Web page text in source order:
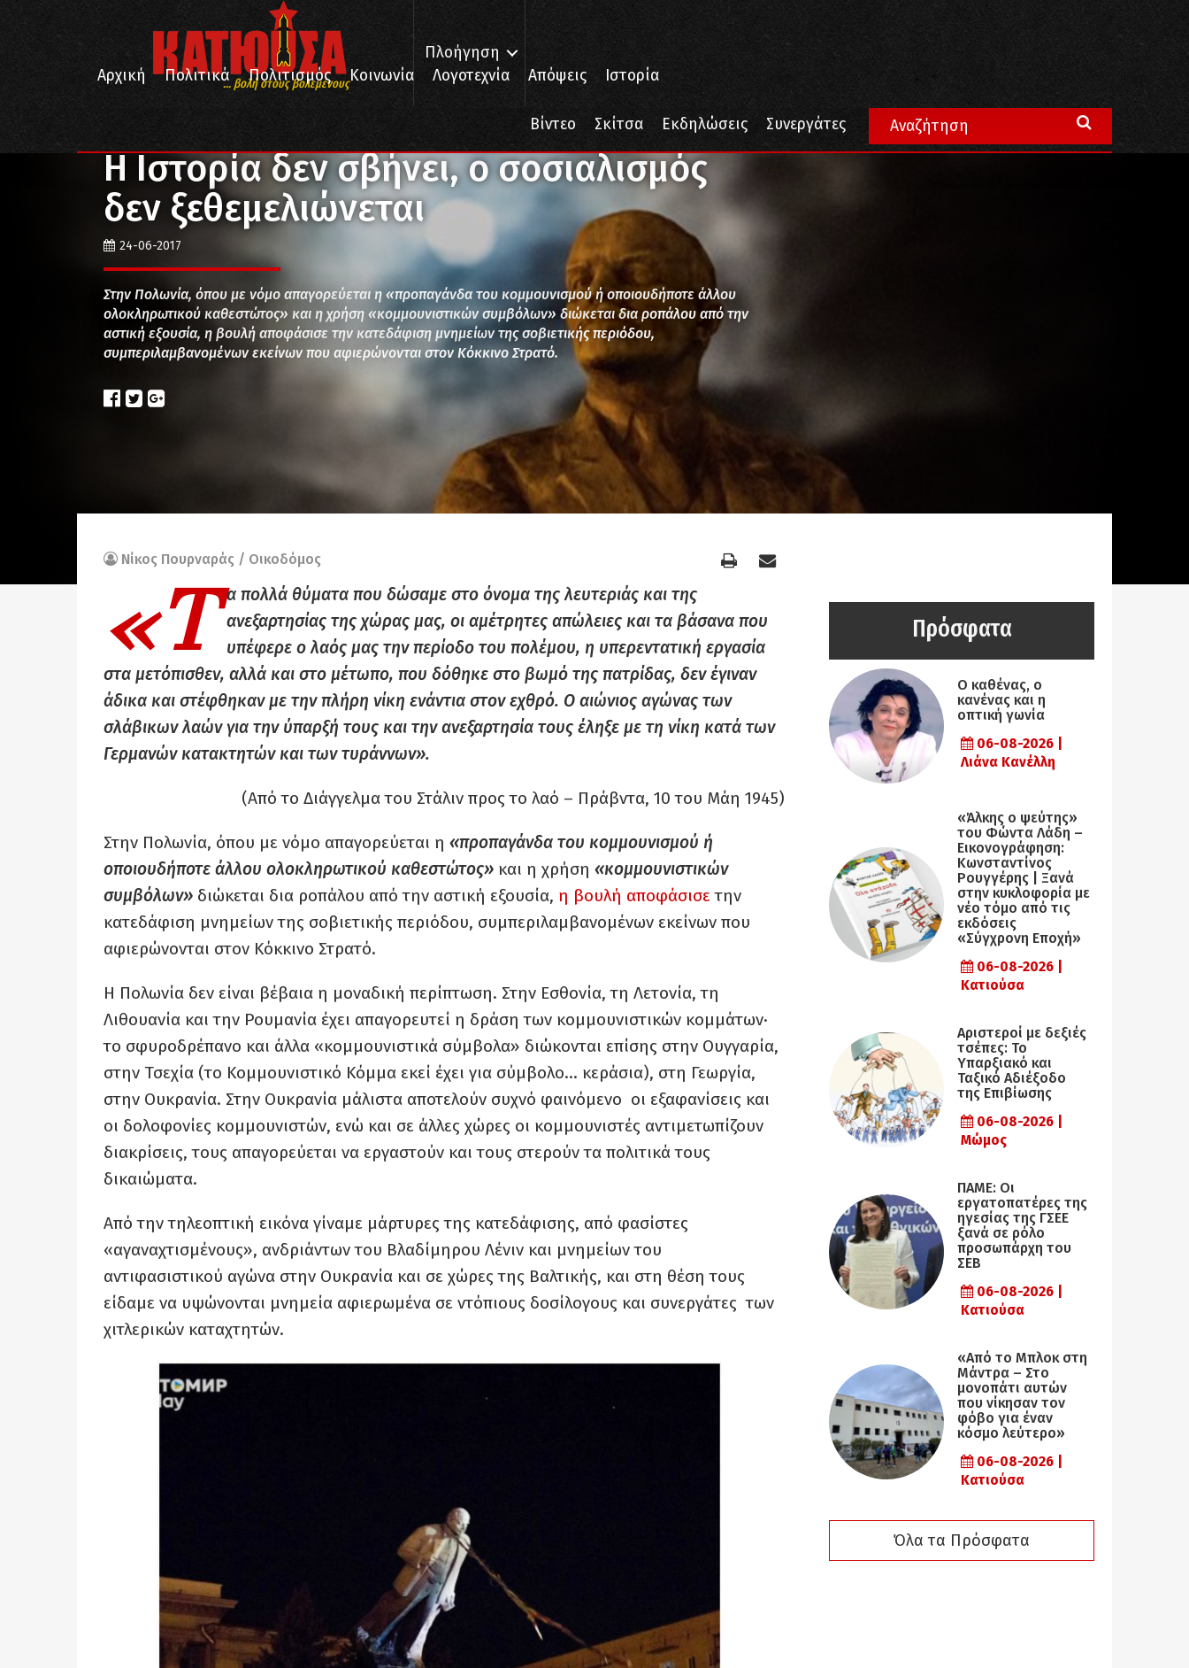
... βολή στους βολεμένους
Πλοήγηση
Αρχική
Πολιτικά Πολιτισμός Κοινωνία Λογοτεχνία Απόψεις Ιστορία
Βίντεο Σκίτσα Εκδηλώσεις Συνεργάτες
Πολιτικά Η Ιστορία δεν σβήνει, ο σοσιαλισμός δεν ξεθεμελιώνεται
Η Ιστορία δεν σβήνει, ο σοσιαλισμός
δεν ξεθεμελιώνεται
24-06-2017
Στην Πολωνία, όπου με νόμο απαγορεύεται η «προπαγάνδα του κομμουνισμού ή οποιουδήποτε άλλου
ολοκληρωτικού καθεστώτος» και η χρήση «κομμουνιστικών συμβόλων» διώκεται δια ροπάλου από την
αστική εξουσία, η βουλή αποφάσισε την κατεδάφιση μνημείων της σοβιετικής περιόδου,
συμπεριλαμβανομένων εκείνων που αφιερώνονται στον Κόκκινο Στρατό.
Νίκος Πουρναράς / Οικοδόμος
«Τ
α πολλά θύματα που δώσαμε στο όνομα της λευτεριάς και της
ανεξαρτησίας της χώρας μας, οι αμέτρητες απώλειες και τα βάσανα που
υπέφερε ο λαός μας την περίοδο του πολέμου, η υπερεντατική εργασία
στα μετόπισθεν, αλλά και στο μέτωπο, που δόθηκε στο βωμό της πατρίδας, δεν έγιναν
άδικα και στέφθηκαν με την πλήρη νίκη ενάντια στον εχθρό. Ο αιώνιος αγώνας των
σλάβικων λαών για την ύπαρξή τους και την ανεξαρτησία τους έληξε με τη νίκη κατά των
Γερμανών κατακτητών και των τυράννων».
(Από το Διάγγελμα του Στάλιν προς το λαό – Πράβντα, 10 του Μάη 1945)
Στην Πολωνία, όπου με νόμο απαγορεύεται η «προπαγάνδα του κομμουνισμού ή
οποιουδήποτε άλλου ολοκληρωτικού καθεστώτος» και η χρήση «κομμουνιστικών
συμβόλων» διώκεται δια ροπάλου από την αστική εξουσία, η βουλή αποφάσισετην
κατεδάφιση μνημείων της σοβιετικής περιόδου, συμπεριλαμβανομένων εκείνων που
αφιερώνονται στον Κόκκινο Στρατό.
Η Πολωνία δεν είναι βέβαια η μοναδική περίπτωση. Στην Εσθονία, τη Λετονία, τη
Λιθουανία και την Ρουμανία έχει απαγορευτεί η δράση των κομμουνιστικών κομμάτων·
το σφυροδρέπανο και άλλα «κομμουνιστικά σύμβολα» διώκονται επίσης στην Ουγγαρία,
στην Τσεχία (το Κομμουνιστικό Κόμμα εκεί έχει για σύμβολο… κεράσια), στη Γεωργία,
στην Ουκρανία. Στην Ουκρανία μάλιστα αποτελούν συχνό φαινόμενο οι εξαφανίσεις και
οι δολοφονίες κομμουνιστών, ενώ και σε άλλες χώρες οι κομμουνιστές αντιμετωπίζουν
διακρίσεις, τους απαγορεύεται να εργαστούν και τους στερούν τα πολιτικά τους
δικαιώματα.
Από την τηλεοπτική εικόνα γίναμε μάρτυρες της κατεδάφισης, από φασίστες
«αγαναχτισμένους», ανδριάντων του Βλαδίμηρου Λένιν και μνημείων του
αντιφασιστικού αγώνα στην Ουκρανία και σε χώρες της Βαλτικής, και στη θέση τους
είδαμε να υψώνονται μνημεία αφιερωμένα σε ντόπιους δοσίλογους και συνεργάτες των
χιτλερικών καταχτητών.
Πρόσφατα
Ο καθένας, ο
κανένας και η
οπτική γωνία
06-08-2026 |
Λιάνα Κανέλλη
«Άλκης ο ψεύτης»
του Φώντα Λάδη –
Εικονογράφηση:
Κωνσταντίνος
Ρουγγέρης | Ξανά
στην κυκλοφορία με
νέο τόμο από τις
εκδόσεις
«Σύγχρονη Εποχή»
06-08-2026 |
Κατιούσα
Αριστεροί με δεξιές
τσέπες: Το
Υπαρξιακό και
Ταξικό Αδιέξοδο
της Επιβίωσης
06-08-2026 |
Μώμος
ΠΑΜΕ: Οι
εργατοπατέρες της
ηγεσίας της ΓΣΕΕ
ξανά σε ρόλο
προσωπάρχη του
ΣΕΒ
06-08-2026 |
Κατιούσα
«Από το Μπλοκ στη
Μάντρα – Στο
μονοπάτι αυτών
που νίκησαν τον
φόβο για έναν
κόσμο λεύτερο»
06-08-2026 |
Κατιούσα
Όλα τα Πρόσφατα